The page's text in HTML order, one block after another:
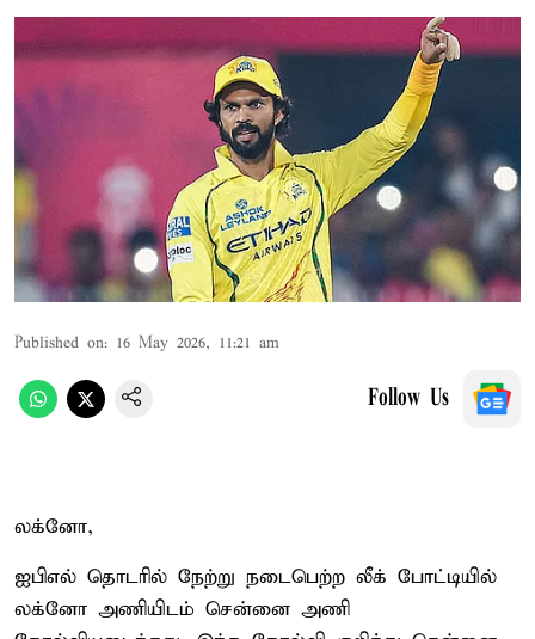
Published on: 16 May 2026, 11:21 am
Follow Us
லக்னோ,
ஐபிஎல் தொடரில் நேற்று நடைபெற்ற லீக் போட்டியில்
லக்னோ அணியிடம் சென்னை அணி